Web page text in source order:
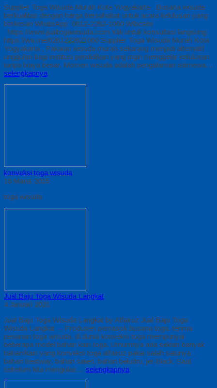
Supplier Toga Wisuda Murah Kota Yogyakarta Busana wisuda
berkualitas dengan harga bersahabat untuk acara kelulusan yang
berkesan WhatsApp: 0812-2282-1060 Wibesite
: https://www.jualtogawisuda.com Klik untuk konsultasi langsung:
https://wa.me/6281222821060 Supplier Toga Wisuda Murah Kota
Yogyakarta , Pakaian wisuda murah sekarang menjadi alternatif
unggulan bagi institusi pendidikan yang ingin menggelar kelulusan
tanpa biaya besar. Momen wisuda adalah pengalaman istimewa…
selengkapnya
konveksi toga wisuda
18 Maret 2015
toga wisuda
Jual Baju Toga Wisuda Langkat
4 Januari 2021
Jual Baju Toga Wisuda Langkat by Alfairuz Jual Baju Toga
Wisuda Langkat – Produsen pemasok busana toga. terima
pesanan toga wisuda, di dunia konveksi toga mempunyai
beberapa model bahan kain toga. Umumnya ada sekian banyak
bahan/kain yang konveksi toga alfairuz pakai salah satunya :
bahan bestway, bahan saten, bahan beludru, jet-black. Saat
sebelum kita mengulas… selengkapnya